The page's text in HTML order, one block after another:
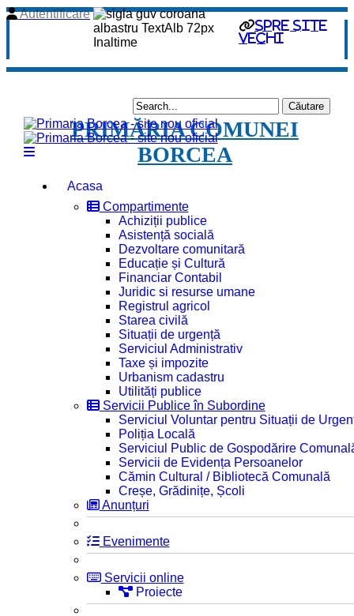
spre site
vechi
Autentificare
PRIMĂRIA COMUNEI
BORCEA
Acasa
Compartimente
Achiziții publice
Asistență socială
Dezvoltare comunitară
Educație și Cultură
Financiar Contabil
Juridic si resurse umane
Registrul agricol
Starea civilă
Situații de urgență
Serviciul Administrativ
Taxe și impozite
Urbanism cadastru
Utilități publice
Servicii Publice în Subordine
Serviciul Voluntar pentru Situații de
Poliția Locală
Serviciul Public de Gospodărire
Servicii de Evidența Persoanelor
Cămin Cultural / Bibliotecă Comunală
Creșe, Grădinițe, Școli
Anunțuri
Evenimente
Servicii online
Proiecte